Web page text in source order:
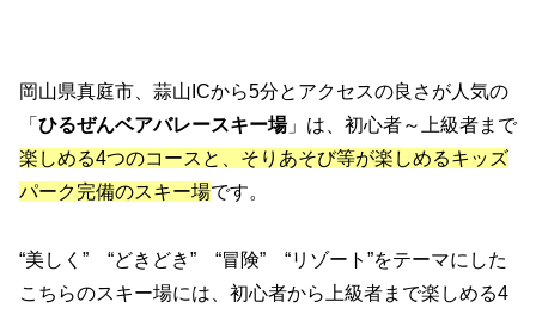
岡山県真庭市、蒜山ICから5分とアクセスの良さが人気の
「 ひるぜんベアバレースキー場」は、初心者～上級者まで
楽しめる4つのコースと、そりあそび等が楽しめるキッズ
パーク完備のスキー場です。
“美しく” “どきどき” “冒険” “リゾート”をテーマにした
こちらのスキー場には、初心者から上級者まで楽しめる4